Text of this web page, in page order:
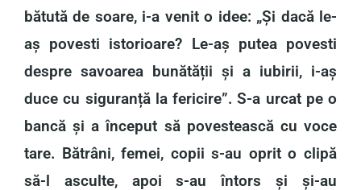
bătută de soare, i-a venit o idee: „Și dacă le-
aș povesti istorioare? Le-aș putea povesti
despre savoarea bunătății și a iubirii, i-aș
duce cu siguranță la fericire”. S-a urcat pe o
bancă și a început să povestească cu voce
tare. Bătrâni, femei, copii s-au oprit o clipă
să-l asculte, apoi s-au întors și și-au